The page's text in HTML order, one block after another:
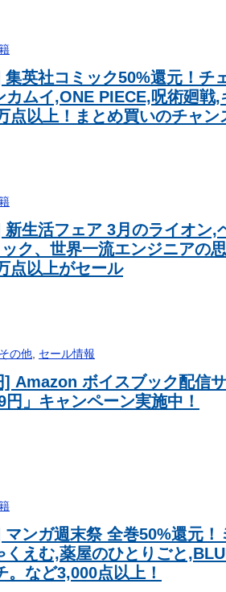
上にヤバい…
ノーバン始球式ならず
期生LIVE』大阪公演のセトリ・レポまと
映画で再注目されるwww
姉さんすぎる問題が発生中！！
シャ←想像の200倍は神々しくて草
スターズvs阪神タイガース
て眼科行ってみ？ほぼ先生メガネやから
とになってるって...
ばわかる」←ここ好きすぎるｗｗｗｗｗ
れ…
んが、大胆イメチェン！？
！！！！！
】
ルの姿ですｗｗｗｗｗ
と思う？
め込んだ教授を懲戒処分 「中国からの閲
ｗｗ
め込んだ教授を懲戒処分 「中国からの閲
英社コミック50%還元！チ
カムイ,ONE PIECE,呪術廻戦,
点以上！まとめ買いのチャン
生活フェア 3月のライオン,
ク、世界一流エンジニアの
点以上がセール
その他, セール情報
] Amazon ボイスブック配信
」キャンペーン実施中！
ンガ週末祭 全巻50%還元！
くえむ,薬屋のひとりごと
。など3,000点以上！